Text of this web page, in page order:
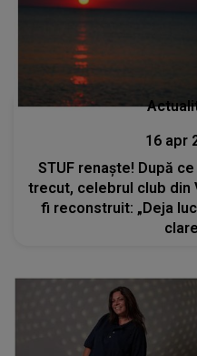
16 apr
STUF renaște! După
trecut, celebrul club din
fi reconstruit: „Deja